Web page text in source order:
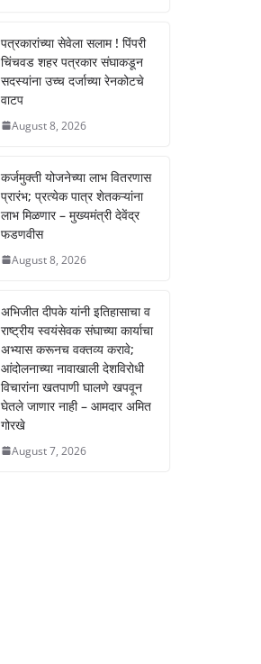
पत्रकारांच्या सेवेला सलाम ! पिंपरी
चिंचवड शहर पत्रकार संघाकडून
सदस्यांना उच्च दर्जाच्या रेनकोटचे
वाटप
August 8, 2026
कर्जमुक्ती योजनेच्या लाभ वितरणास
प्रारंभ; प्रत्येक पात्र शेतकऱ्यांना
लाभ मिळणार – मुख्यमंत्री देवेंद्र
फडणवीस
August 8, 2026
अभिजीत दीपके यांनी इतिहासाचा व
राष्ट्रीय स्वयंसेवक संघाच्या कार्याचा
अभ्यास करूनच वक्तव्य करावे;
आंदोलनाच्या नावाखाली देशविरोधी
विचारांना खतपाणी घालणे खपवून
घेतले जाणार नाही – आमदार अमित
गोरखे
August 7, 2026